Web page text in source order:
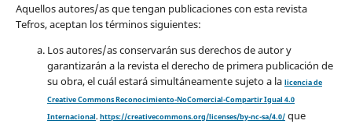
Aquellos autores/as que tengan publicaciones con esta revista
Tefros, aceptan los términos siguientes:
Los autores/as conservarán sus derechos de autor y
garantizarán a la revista el derecho de primera publicación de
su obra, el cuál estará simultáneamente sujeto a la licencia de
Creative Commons Reconocimiento-NoComercial-Compartir Igual 4.0
Internacional. https://creativecommons.org/licenses/by-nc-sa/4.0/que